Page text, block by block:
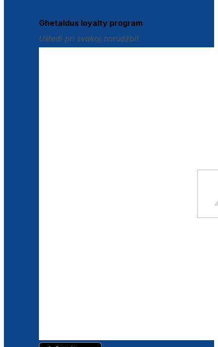
Ghetaldus loyalty program
Uštedi pri svakoj narudžbi!